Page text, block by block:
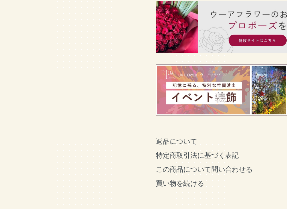
返品について
特定商取引法に基づく表記
この商品について問い合わせる
買い物を続ける